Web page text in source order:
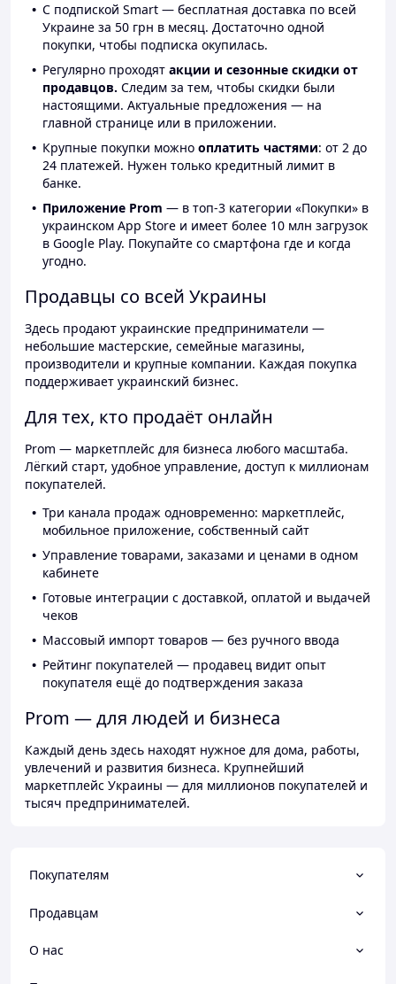
С подпиской Smart — бесплатная доставка по всей
Украине за 50 грн в месяц. Достаточно одной
покупки, чтобы подписка окупилась.
Регулярно проходят акции и сезонные скидки от
продавцов. Следим за тем, чтобы скидки были
настоящими. Актуальные предложения — на
главной странице или в приложении.
Крупные покупки можно оплатить частями: от 2 до
24 платежей. Нужен только кредитный лимит в
банке.
Приложение Prom — в топ-3 категории «Покупки» в
украинском App Store и имеет более 10 млн загрузок
в Google Play. Покупайте со смартфона где и когда
угодно.
Продавцы со всей Украины
Здесь продают украинские предприниматели —
небольшие мастерские, семейные магазины,
производители и крупные компании. Каждая покупка
поддерживает украинский бизнес.
Для тех, кто продаёт онлайн
Prom — маркетплейс для бизнеса любого масштаба.
Лёгкий старт, удобное управление, доступ к миллионам
покупателей.
Три канала продаж одновременно: маркетплейс,
мобильное приложение, собственный сайт
Управление товарами, заказами и ценами в одном
кабинете
Готовые интеграции с доставкой, оплатой и выдачей
чеков
Массовый импорт товаров — без ручного ввода
Рейтинг покупателей — продавец видит опыт
покупателя ещё до подтверждения заказа
Prom — для людей и бизнеса
Каждый день здесь находят нужное для дома, работы,
увлечений и развития бизнеса. Крупнейший
маркетплейс Украины — для миллионов покупателей и
тысяч предпринимателей.
Покупателям
Продавцам
О нас